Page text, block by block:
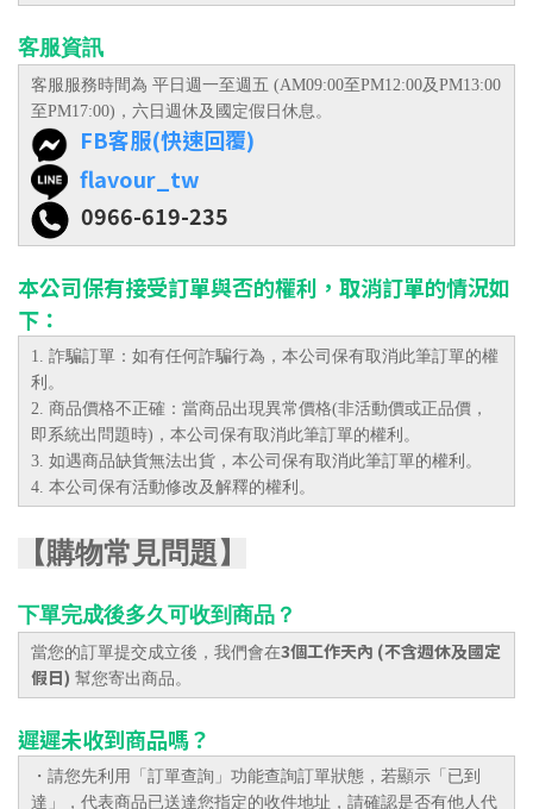
客服資訊
客服服務時間為 平日週一至週五 (AM09:00至PM12:00及PM13:00
至PM17:00) ，六日 週休及國定假日休息。
FB客服(快速回覆)
flavour_tw
0966-619-235
本公司保有接受訂單與否的權利，取消訂單的情況如
下：
1. 詐騙訂單：如有任何詐騙行為，本公司保有取消此筆訂單的權
利。
2. 商品價格不正確：當商品出現異常價格(非活動價或正品價，
即系統出問題時)，本公司保有取消此筆訂單的權利。
3. 如遇商品缺貨無法出貨，本公司保有取消此筆訂單的權利。
4. 本公司保有活動修改及解釋的權利。
【購物常見問題】
下單完成後多久可收到商品？
當您的訂單提交成立後，我們會在3個工作天內 (不含週休及國定
假日) 幫您寄出商品。
遲遲未收到商品嗎？
・請您先利用「訂單查詢」功能查詢訂單狀態，若顯示「已到
達」，代表商品已送達您指定的收件地址，請確認是否有他人代